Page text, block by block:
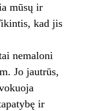
mūsų ir
kad jis
nemaloni
Jo jautrūs,
ir